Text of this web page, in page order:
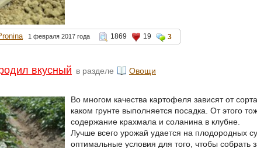
1 февраля 2017 года 1869 19 3
вкусный в разделе Овощи
Во многом качества картофеля зависят от
каком грунте выполняется посадка. От этого
содержание крахмала и соланина в клубне.
Лучше всего урожай удается на плодородных
оптимальные условия для того, чтобы